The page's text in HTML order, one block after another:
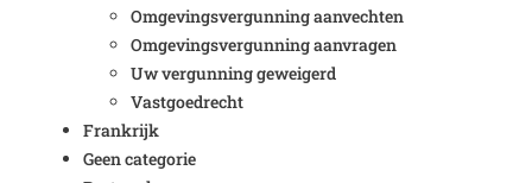
Omgevingsvergunning aanvechten
Omgevingsvergunning aanvragen
Uw vergunning geweigerd
Vastgoedrecht
Frankrijk
Geen categorie